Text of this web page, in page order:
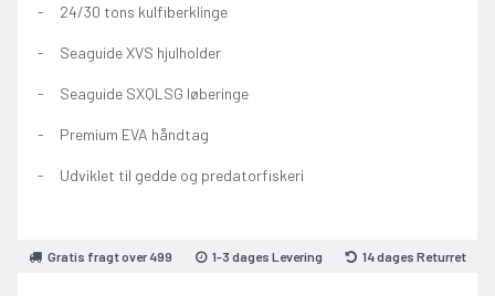
24/30 tons kulfiberklinge
Seaguide XVS hjulholder
Seaguide SXQLSG løberinge
Premium EVA håndtag
Udviklet til gedde og predatorfiskeri
Gratis fragt over 499 1-3 dages Levering 14 dages Returret